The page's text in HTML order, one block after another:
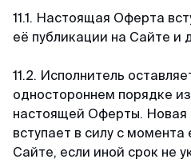
11.1. Настоящая Оферта
её публикации на Сайте и
11.2. Исполнитель
одностороннем порядке
настоящей Оферты.
вступает в силу с момента
Сайте, если иной срок не